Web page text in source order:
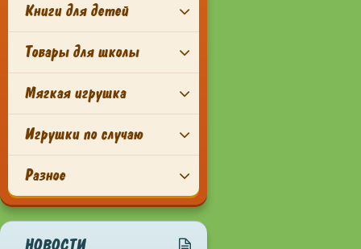
Книги для детей
Товары для школы
Мягкая игрушка
Игрушки по случаю
Разное